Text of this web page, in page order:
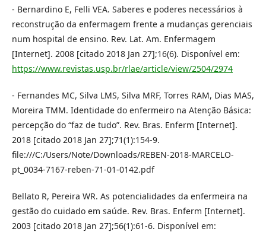
- Bernardino E, Felli VEA. Saberes e poderes necessários à
reconstrução da enfermagem frente a mudanças gerenciais
num hospital de ensino. Rev. Lat. Am. Enfermagem
[Internet]. 2008 [citado 2018 Jan 27];16(6). Disponível em:
https://www.revistas.usp.br/rlae/article/view/2504/2974
- Fernandes MC, Silva LMS, Silva MRF, Torres RAM, Dias MAS,
Moreira TMM. Identidade do enfermeiro na Atenção Básica:
percepção do “faz de tudo”. Rev. Bras. Enferm [Internet].
2018 [citado 2018 Jan 27];71(1):154-9.
file:///C:/Users/Note/Downloads/REBEN-2018-MARCELO-
pt_0034-7167-reben-71-01-0142.pdf
Bellato R, Pereira WR. As potencialidades da enfermeira na
gestão do cuidado em saúde. Rev. Bras. Enferm [Internet].
2003 [citado 2018 Jan 27];56(1):61-6. Disponível em: